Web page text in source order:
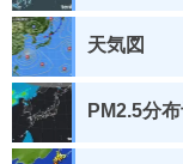
天気図
PM2.5分布